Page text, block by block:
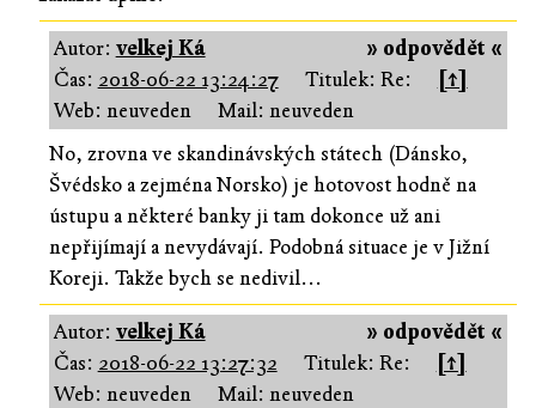
» odpovědět «
Autor: velkej Ká
Čas: 2018-06-22 13:24:27 Titulek: Re:
[↑]
Web: neuveden
Mail: neuveden
No, zrovna ve skandinávských státech (Dánsko,
Švédsko a zejména Norsko) je hotovost hodně na
ústupu a některé banky ji tam dokonce už ani
nepřijímají a nevydávají. Podobná situace je v Jižní
Koreji. Takže bych se nedivil...
» odpovědět «
Autor: velkej Ká
Čas: 2018-06-22 13:27:32 Titulek: Re:
[↑]
Web: neuveden
Mail: neuveden